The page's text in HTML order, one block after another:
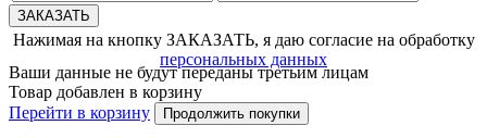
Нажимая на кнопку ЗАКАЗАТЬ, я даю согласие на обработку
персональных данных
Ваши данные не будут переданы третьим лицам
Товар добавлен в корзину
Перейти в корзину
Продолжить покупки